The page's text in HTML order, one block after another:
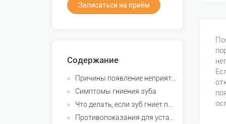
Записаться на приём
Содержание
Симптомы гниения зуба